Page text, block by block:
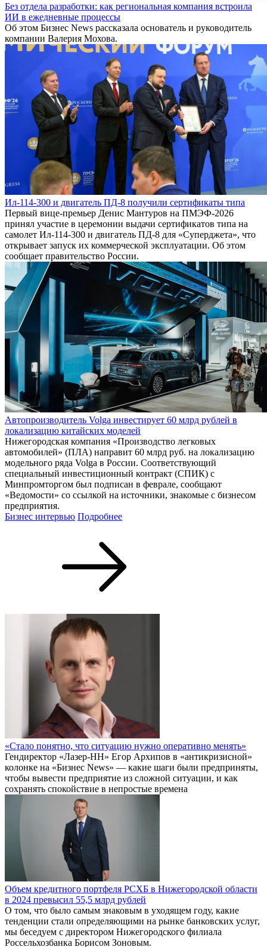
Без отдела разработки: как региональная компания встроила
ИИ в ежедневные процессы
Об этом Бизнес News рассказала основатель и руководитель
компании Валерия Мохова.
Ил-114-300 и двигатель ПД-8 получили сертификаты типа
Первый вице-премьер Денис Мантуров на ПМЭФ-2026
принял участие в церемонии выдачи сертификатов типа на
самолет Ил-114-300 и двигатель ПД-8 для «Суперджета», что
открывает запуск их коммерческой эксплуатации. Об этом
сообщает правительство России.
Автопроизводитель Volga инвестирует 60 млрд рублей в
локализацию китайских моделей
Нижегородская компания «Производство легковых
автомобилей» (ПЛА) направит 60 млрд руб. на локализацию
модельного ряда Volga в России. Соответствующий
специальный инвестиционный контракт (СПИК) с
Минпромторгом был подписан в феврале, сообщают
«Ведомости» со ссылкой на источники, знакомые с бизнесом
предприятия.
Бизнес интервью Подробнее
«Стало понятно, что ситуацию нужно оперативно менять»
Гендиректор «Лазер-НН» Егор Архипов в «антикризисной»
колонке на «Бизнес News» — какие шаги были предприняты,
чтобы вывести предприятие из сложной ситуации, и как
сохранять спокойствие в непростые времена
Объем кредитного портфеля РСХБ в Нижегородской области
в 2024 превысил 55,5 млрд рублей
О том, что было самым знаковым в уходящем году, какие
тенденции стали определяющими на рынке банковских услуг,
мы беседуем с директором Нижегородского филиала
Россельхозбанка Борисом Зоновым.